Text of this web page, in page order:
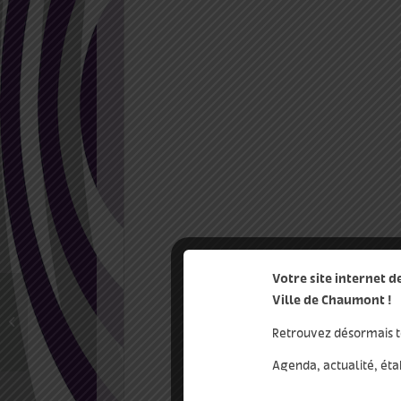
le signe
Votre site internet
Ville de Chaumont !
Retrouvez désormais
Agenda, actualité,